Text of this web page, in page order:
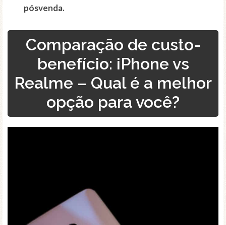
pósvenda.
Comparação de custo-
benefício: iPhone vs
Realme – Qual é a melhor
opção para você?